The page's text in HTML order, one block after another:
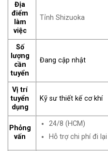
Địa
điểm
làm
việc
Tỉnh Shizuoka
Số
lượng
cần
tuyển
Đang cập nhật
Vị trí
tuyển
dụng
Kỹ sư thiết kế cơ khí
Phỏng
vấn
24/8 (HCM)
Hỗ trợ chi phí đi